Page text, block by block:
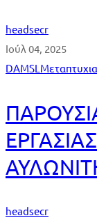
headsecr
Ιούλ 04, 2025
DAMSL
headsecr